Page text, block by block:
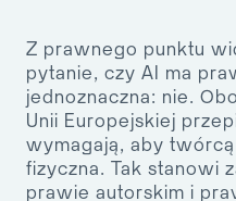
Z prawnego punktu
pytanie, czy AI ma
jednoznaczna: nie.
Unii Europejskiej
wymagają, aby
fizyczna. Tak stanowi
prawie autorskim i